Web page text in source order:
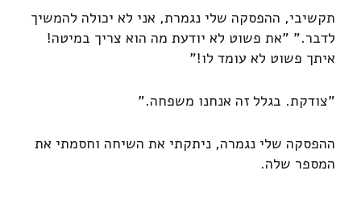
תקשיבי, ההפסקה שלי נגמרת, אני לא יכולה להמשיך
לדבר." "את פשוט לא יודעת מה הוא צריך במיטה!
איתך פשוט לא עומד לו!"
"צודקת. בגלל זה אנחנו משפחה."
ההפסקה שלי נגמרה, ניתקתי את השיחה וחסמתי את
המספר שלה.